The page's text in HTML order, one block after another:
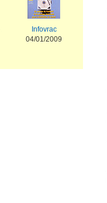
Infovrac
04/01/2009